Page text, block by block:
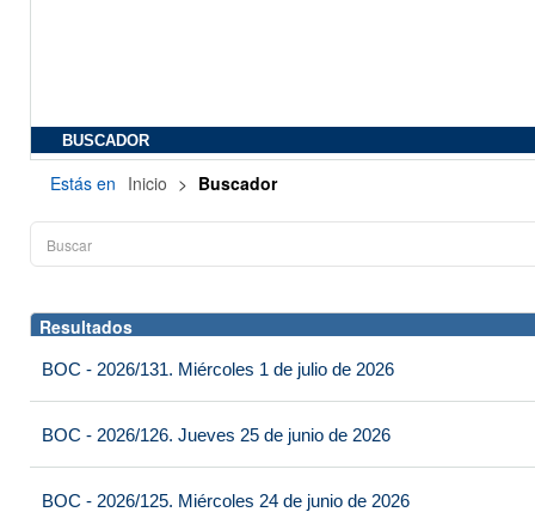
BUSCADOR
Estás en Inicio > Buscador
Resultados
BOC - 2026/131. Miércoles 1 de julio de 2026
BOC - 2026/126. Jueves 25 de junio de 2026
BOC - 2026/125. Miércoles 24 de junio de 2026